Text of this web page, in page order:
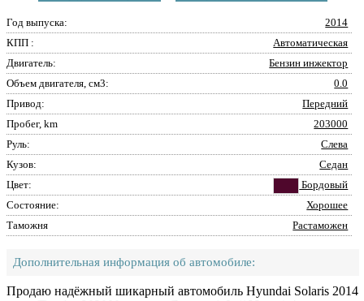
Год выпуска:
2014
КПП :
Автоматическая
Двигатель:
Бензин инжектор
Объем двигателя, см3:
0.0
Привод:
Передний
Пробег, km
203000
Руль:
Слева
Кузов:
Седан
Цвет:
Бордовый
Состояние:
Хорошее
Таможня
Растаможен
Дополнительная информация об автомобиле:
Продаю надёжный шикарный автомобиль Hyundai Solaris 2014